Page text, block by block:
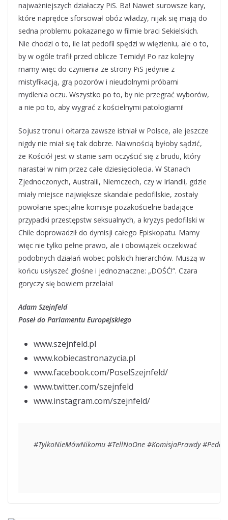
najważniejszych działaczy PiS. Ba! Nawet surowsze kary,
które naprędce sforsował obóz władzy, nijak się mają do
sedna problemu pokazanego w filmie braci Sekielskich.
Nie chodzi o to, ile lat pedofil spędzi w więzieniu, ale o to,
by w ogóle trafił przed oblicze Temidy! Po raz kolejny
mamy więc do czynienia ze strony PiS jedynie z
mistyfikacją, grą pozorów i nieudolnymi próbami
mydlenia oczu. Wszystko po to, by nie przegrać wyborów,
a nie po to, aby wygrać z kościelnymi patologiami!
Sojusz tronu i ołtarza zawsze istniał w Polsce, ale jeszcze
nigdy nie miał się tak dobrze. Naiwnością byłoby sądzić,
że Kościół jest w stanie sam oczyścić się z brudu, który
narastał w nim przez całe dziesięciolecia. W Stanach
Zjednoczonych, Australii, Niemczech, czy w Irlandii, gdzie
miały miejsce największe skandale pedofilskie, zostały
powołane specjalne komisje pozakościelne badające
przypadki przestępstw seksualnych, a kryzys pedofilski w
Chile doprowadził do dymisji całego Episkopatu. Mamy
więc nie tylko pełne prawo, ale i obowiązek oczekiwać
podobnych działań wobec polskich hierarchów. Muszą w
końcu usłyszeć głośne i jednoznaczne: „DOŚĆ!”. Czara
goryczy się bowiem przelała!
Adam Szejnfeld
Poseł do Parlamentu Europejskiego
www.szejnfeld.pl
www.kobiecastronazycia.pl
www.facebook.com/PoselSzejnfeld/
www.twitter.com/szejnfeld
www.instagram.com/szejnfeld/
#TylkoNieMówNikomu #TellNoOne #KomisjaPrawdy